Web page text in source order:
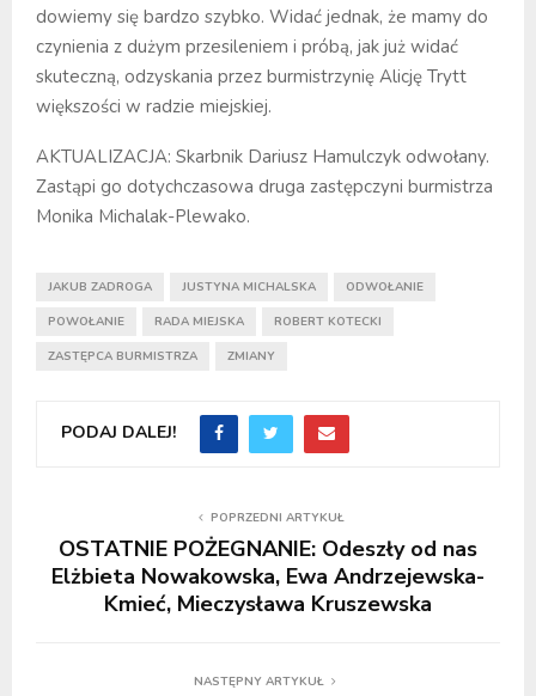
dowiemy się bardzo szybko. Widać jednak, że mamy do
czynienia z dużym przesileniem i próbą, jak już widać
skuteczną, odzyskania przez burmistrzynię Alicję Trytt
większości w radzie miejskiej.
AKTUALIZACJA: Skarbnik Dariusz Hamulczyk odwołany.
Zastąpi go dotychczasowa druga zastępczyni burmistrza
Monika Michalak-Plewako.
JAKUB ZADROGA JUSTYNA MICHALSKA ODWOŁANIE
POWOŁANIE RADA MIEJSKA ROBERT KOTECKI
ZASTĘPCA BURMISTRZA ZMIANY
PODAJ DALEJ!
POPRZEDNI ARTYKUŁ
OSTATNIE POŻEGNANIE: Odeszły od nas
Elżbieta Nowakowska, Ewa Andrzejewska-
Kmieć, Mieczysława Kruszewska
NASTĘPNY ARTYKUŁ